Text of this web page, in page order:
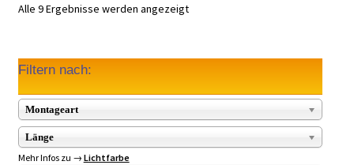
Alle 9 Ergebnisse werden angezeigt
Filtern nach:
Montageart
Länge
Mehr Infos zu → Lichtfarbe